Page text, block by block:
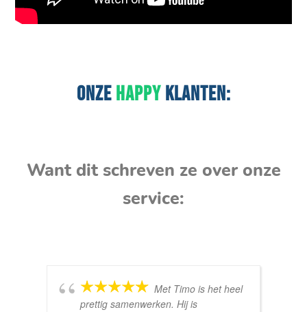
ONZEHAPPYKLANTEN:
Want dit schreven ze over onze
service:
Met Timo is het heel
prettig samenwerken. Hij is